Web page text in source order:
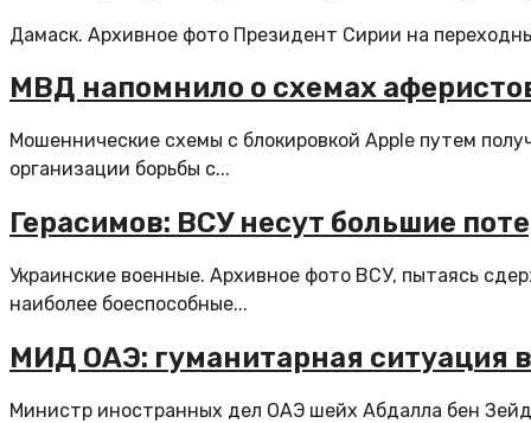
Дамаск. Архивное фото Президент Сирии на
МВД напомнило о схемах
Мошеннические схемы с блокировкой Apple путем
организации борьбы с...
Герасимов: ВСУ несут большие
Украинские военные. Архивное фото ВСУ, пытаясь
наиболее боеспособные...
МИД ОАЭ: гуманитарная ситуация
Министр иностранных дел ОАЭ шейх Абдалла бен